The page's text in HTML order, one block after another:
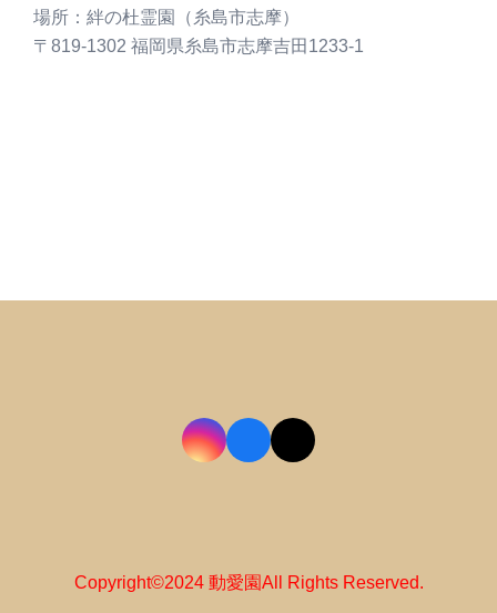
場所：絆の杜霊園（糸島市志摩）
〒819-1302 福岡県糸島市志摩吉田1233-1
Copyright©2024 動愛園All Rights Reserved.